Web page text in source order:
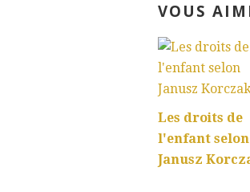
VOUS
Les droits de
l'enfant selon
Janusz